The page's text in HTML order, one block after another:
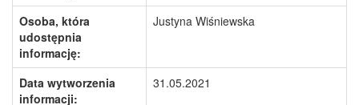
Osoba, która
udostępnia
informację:
Justyna Wiśniewska
Data wytworzenia
informacji:
31.05.2021